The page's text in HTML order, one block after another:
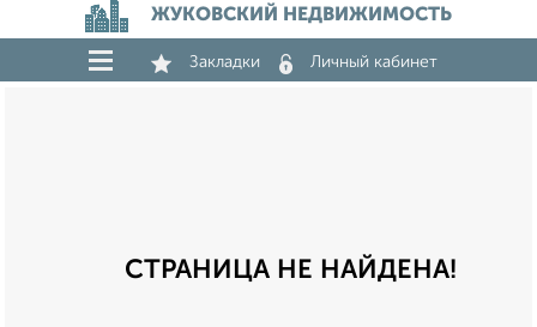
ЖУКОВСКИЙ НЕДВИЖИМОСТЬ
Закладки Личный кабинет
СТРАНИЦА НЕ НАЙДЕНА!